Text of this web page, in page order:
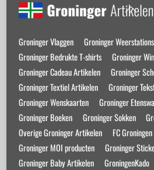
Back
Top
Groninger Vlaggen
Groninger Weerstations
Groninger Bedrukte T-shirts
Groninger
Groninger Cadeau Artikelen
Groninger
Groninger Textiel Artikelen
Groninger
Groninger Wenskaarten
Groninger
Groninger Boeken
Groninger Sokken
Overige Groninger Artikelen
FC Groningen
Groninger MOI producten
Groninger
Groninger Baby Artikelen
GroningenKado